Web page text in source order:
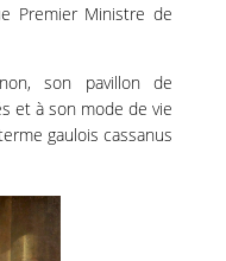
Premier Ministre de
son pavillon de
et à son mode de vie
gaulois cassanus